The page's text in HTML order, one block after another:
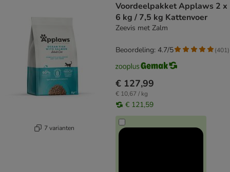
7 varianten
Voordeelpakket Applaws 2 x
6 kg / 7,5 kg Kattenvoer
Zeevis met Zalm
€ 127,99
€ 10,67 / kg
€ 121,59
Beoordeling: 4.7/5 (401)